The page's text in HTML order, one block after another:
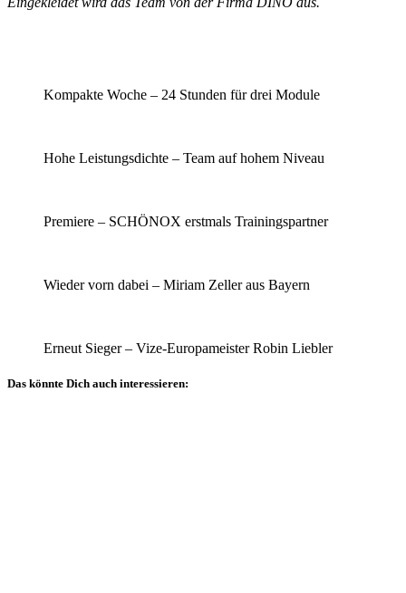
Kompakte Woche – 24 Stunden für drei Module
Hohe Leistungsdichte – Team auf hohem Niveau
Premiere – SCHÖNOX erstmals Trainingspartner
Wieder vorn dabei – Miriam Zeller aus Bayern
Erneut Sieger – Vize-Europameister Robin Liebler
Das könnte Dich auch interessieren: